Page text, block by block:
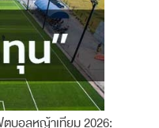
ตบอลหญ้าเทียม 2026: